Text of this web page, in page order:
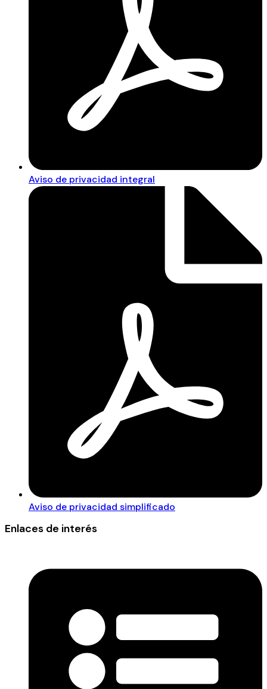
Aviso de privacidad integral
Aviso de privacidad simplificado
Enlaces de interés